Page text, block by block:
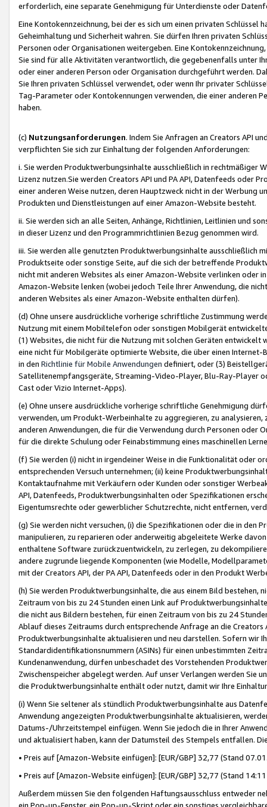
erforderlich, eine separate Genehmigung für Unterdienste oder
Eine Kontokennzeichnung, bei der es sich um einen privaten
Geheimhaltung und Sicherheit wahren. Sie dürfen Ihren privaten
Personen oder Organisationen weitergeben. Eine
Sie sind für alle Aktivitäten verantwortlich, die gegebenenfalls unter
oder einer anderen Person oder Organisation durchgeführt werden.
Sie Ihren privaten Schlüssel verwendet, oder wenn Ihr privater
Tag-Parameter oder Kontokennungen verwenden, die einer anderen
haben.
(c) Nutzungsanforderungen. Indem Sie Anfragen an Creators API
verpflichten Sie sich zur Einhaltung der folgenden Anforderungen:
i. Sie werden Produktwerbungsinhalte ausschließlich in rechtmäßiger
Lizenz nutzen.Sie werden Creators API und PA API, Datenfeeds oder
einer anderen Weise nutzen, deren Hauptzweck nicht in der Werbung
Produkten und Dienstleistungen auf einer Amazon-Website besteht.
ii. Sie werden sich an alle Seiten, Anhänge, Richtlinien, Leitlinien und
in dieser Lizenz und den Programmrichtlinien Bezug genommen wird.
iii. Sie werden alle genutzten Produktwerbungsinhalte ausschließlich
Produktseite oder sonstige Seite, auf die sich der betreffende
nicht mit anderen Websites als einer Amazon-Website verlinken oder
Amazon-Website lenken (wobei jedoch Teile Ihrer Anwendung, die
anderen Websites als einer Amazon-Website enthalten dürfen).
(d) Ohne unsere ausdrückliche vorherige schriftliche Zustimmung
Nutzung mit einem Mobiltelefon oder sonstigen Mobilgerät
(1) Websites, die nicht für die Nutzung mit solchen Geräten
eine nicht für Mobilgeräte optimierte Website, die über einen
in den Richtlinie für Mobile Anwendungen definiert, oder (3)
Satellitenempfangsgeräte, Streaming-Video-Player, Blu-Ray-Player
Cast oder Vizio Internet-Apps).
(e) Ohne unsere ausdrückliche vorherige schriftliche Genehmigung
verwenden, um Produkt-Werbeinhalte zu aggregieren, zu
anderen Anwendungen, die für die Verwendung durch Personen
für die direkte Schulung oder Feinabstimmung eines maschinellen
(f) Sie werden (i) nicht in irgendeiner Weise in die Funktionalität oder
entsprechenden Versuch unternehmen; (ii) keine
Kontaktaufnahme mit Verkäufern oder Kunden oder sonstiger
API, Datenfeeds, Produktwerbungsinhalten oder Spezifikationen
Eigentumsrechte oder gewerblicher Schutzrechte, nicht entfernen,
(g) Sie werden nicht versuchen, (i) die Spezifikationen oder die in
manipulieren, zu reparieren oder anderweitig abgeleitete Werke
enthaltene Software zurückzuentwickeln, zu zerlegen, zu
andere zugrunde liegende Komponenten (wie Modelle,
mit der Creators API, der PA API, Datenfeeds oder in den Produkt
(h) Sie werden Produktwerbungsinhalte, die aus einem Bild bestehen,
Zeitraum von bis zu 24 Stunden einen Link auf
die nicht aus Bildern bestehen, für einen Zeitraum von bis zu 24
Ablauf dieses Zeitraums durch entsprechende Anfrage an die
Produktwerbungsinhalte aktualisieren und neu darstellen. Sofern wir
Standardidentifikationsnummern (ASINs) für einen unbestimmten
Kundenanwendung, dürfen unbeschadet des Vorstehenden
Zwischenspeicher abgelegt werden. Auf unser Verlangen werden Sie
die Produktwerbungsinhalte enthält oder nutzt, damit wir Ihre
(i) Wenn Sie seltener als stündlich Produktwerbungsinhalte aus
Anwendung angezeigten Produktwerbungsinhalte aktualisieren,
Datums-/Uhrzeitstempel einfügen. Wenn Sie jedoch die in Ihrer
und aktualisiert haben, kann der Datumsteil des Stempels entfallen.
• Preis auf [Amazon-Website einfügen]: [EUR/GBP] 32,77 (Stand
• Preis auf [Amazon-Website einfügen]: [EUR/GBP] 32,77 (Stand
Außerdem müssen Sie den folgenden Haftungsausschluss entweder
ein Pop-up-Fenster, ein Pop-up-Skript oder ein sonstiges